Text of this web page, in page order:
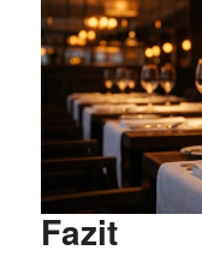
Fazit